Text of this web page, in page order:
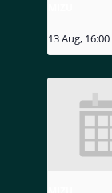
13 Aug, 16:00